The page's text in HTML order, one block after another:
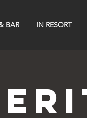
BAR IN RESORT